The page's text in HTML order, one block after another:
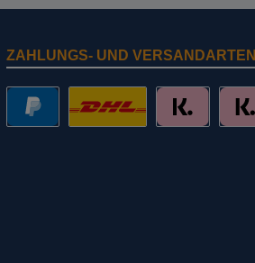
ZAHLUNGS- UND VERSANDARTEN